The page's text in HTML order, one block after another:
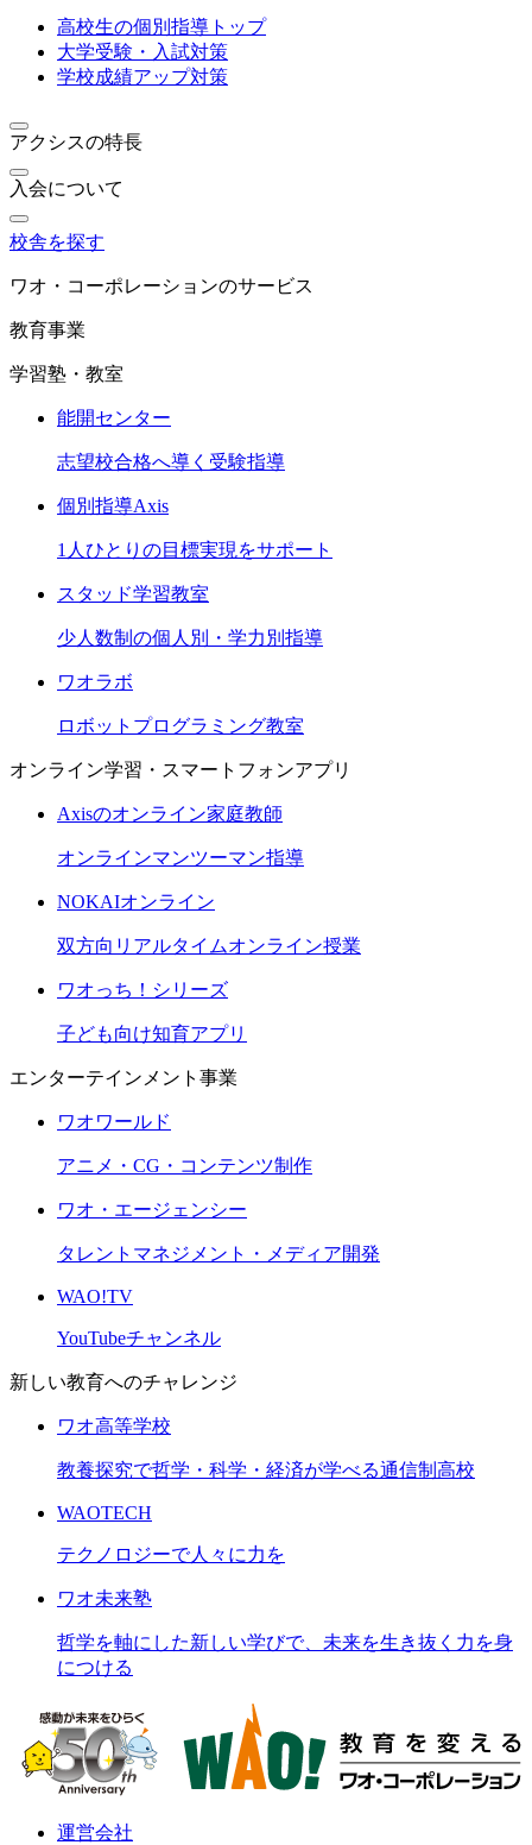
高校生の個別指導トップ
大学受験・入試対策
学校成績アップ対策
アクシスの特長
入会について
校舎を探す
ワオ・コーポレーションのサービス
教育事業
学習塾・教室
能開センター
志望校合格へ導く受験指導
個別指導Axis
1人ひとりの目標実現をサポート
スタッド学習教室
少人数制の個人別・学力別指導
ワオラボ
ロボットプログラミング教室
オンライン学習・スマートフォンアプリ
Axisのオンライン家庭教師
オンラインマンツーマン指導
NOKAIオンライン
双方向リアルタイムオンライン授業
ワオっち！シリーズ
子ども向け知育アプリ
エンターテインメント事業
ワオワールド
アニメ・CG・コンテンツ制作
ワオ・エージェンシー
タレントマネジメント・メディア開発
WAO!TV
YouTubeチャンネル
新しい教育へのチャレンジ
ワオ高等学校
教養探究で哲学・科学・経済が学べる通信制高校
WAOTECH
テクノロジーで人々に力を
ワオ未来塾
哲学を軸にした新しい学びで、未来を生き抜く力を身
につける
運営会社